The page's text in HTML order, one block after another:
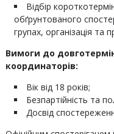
Відбір
обґрунтованого
групах, організація
Вимоги до
координаторів:
Вік від 18 років;
Безпартійність та
Досвід